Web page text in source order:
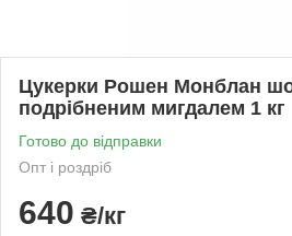
Цукерки Рошен Монблан
подрібненим мигдалем 1 кг
Готово до відправки
Опт і роздріб
640 ₴/кг